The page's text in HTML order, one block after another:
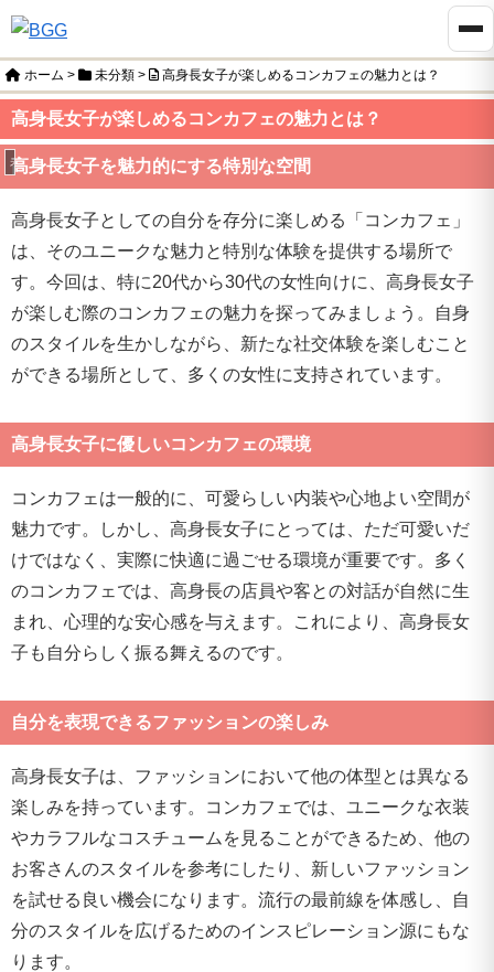
ホーム > 未分類 > 高身長女子が楽しめるコンカフェの魅力とは？
高身長女子が楽しめるコンカフェの魅力とは？
未分類
高身長女子を魅力的にする特別な空間
高身長女子としての自分を存分に楽しめる「コンカフェ」
は、そのユニークな魅力と特別な体験を提供する場所で
す。今回は、特に20代から30代の女性向けに、高身長女子
が楽しむ際のコンカフェの魅力を探ってみましょう。自身
のスタイルを生かしながら、新たな社交体験を楽しむこと
ができる場所として、多くの女性に支持されています。
高身長女子に優しいコンカフェの環境
コンカフェは一般的に、可愛らしい内装や心地よい空間が
魅力です。しかし、高身長女子にとっては、ただ可愛いだ
けではなく、実際に快適に過ごせる環境が重要です。多く
のコンカフェでは、高身長の店員や客との対話が自然に生
まれ、心理的な安心感を与えます。これにより、高身長女
子も自分らしく振る舞えるのです。
自分を表現できるファッションの楽しみ
高身長女子は、ファッションにおいて他の体型とは異なる
楽しみを持っています。コンカフェでは、ユニークな衣装
やカラフルなコスチュームを見ることができるため、他の
お客さんのスタイルを参考にしたり、新しいファッション
を試せる良い機会になります。流行の最前線を体感し、自
分のスタイルを広げるためのインスピレーション源にもな
ります。